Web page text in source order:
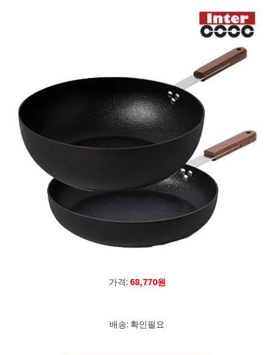
가격: 68,770원
배송: 확인필요